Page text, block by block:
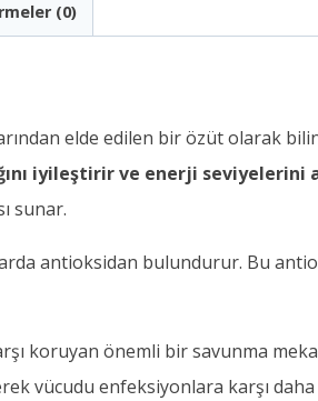
(0)
elde edilen bir özüt olarak
iyileştirir ve enerji seviyelerini
sunar.
antioksidan bulundurur. Bu
koruyan önemli bir savunma
vücudu enfeksiyonlara karşı